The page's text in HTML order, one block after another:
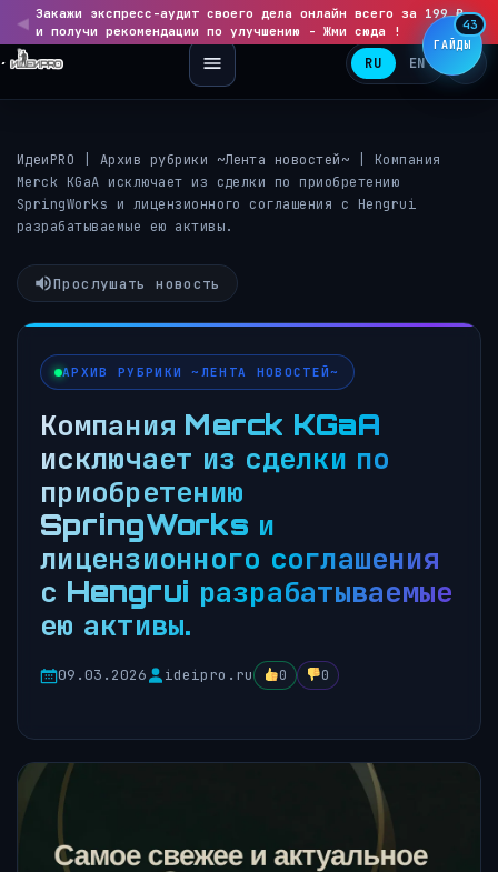
◀
Закажи экспресс-аудит своего дела онлайн всего за 199 ₽
и получи рекомендации по улучшению - Жми сюда !
▶
RU EN
ИдеиPRO Архив рубрики ~Лента новостей~
Компания
Merck KGaA исключает из сделки по приобретению
SpringWorks и лицензионного соглашения с Hengrui
разрабатываемые ею активы.
Прослушать новость
АРХИВ РУБРИКИ ~ЛЕНТА НОВОСТЕЙ~
Компания Merck KGaA
исключает из сделки по
приобретению
SpringWorks и
лицензионного соглашения
с Hengrui разрабатываемые
ею активы.
09.03.2026 ideipro.ru 0 0
ГАЙДЫ
43